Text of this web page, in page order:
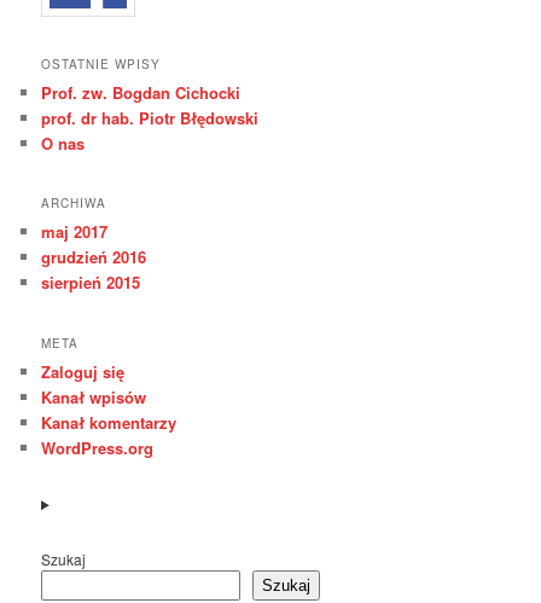
OSTATNIE WPISY
Prof. zw. Bogdan Cichocki
prof. dr hab. Piotr Błędowski
O nas
ARCHIWA
maj 2017
grudzień 2016
sierpień 2015
META
Zaloguj się
Kanał wpisów
Kanał komentarzy
WordPress.org
Szukaj
Szukaj